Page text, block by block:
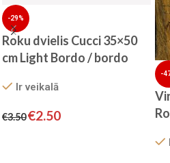
-29%
Roku dvielis Cucci 35×50
cm Light Bordo / bordo
Ir veikalā
€3.50€2.50
-